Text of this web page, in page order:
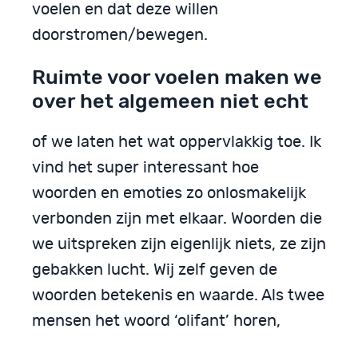
voelen en dat deze willen
doorstromen/bewegen.
Ruimte voor voelen maken we
over het algemeen niet echt
of we laten het wat oppervlakkig toe. Ik
vind het super interessant hoe
woorden en emoties zo onlosmakelijk
verbonden zijn met elkaar. Woorden die
we uitspreken zijn eigenlijk niets, ze zijn
gebakken lucht. Wij zelf geven de
woorden betekenis en waarde. Als twee
mensen het woord ‘olifant’ horen,